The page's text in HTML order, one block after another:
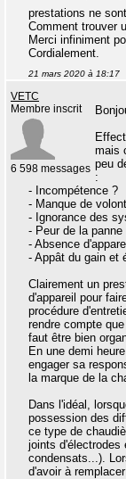
prestations ne
Comment trouver
Merci infiniment
Cordialement.
21 mars 2020 à 18:17
VETC
Membre inscrit
6 598 messages
mais
peu
:
- Incompétence ?
- Manque de
- Ignorance des
- Peur de la panne
- Absence
- Appât du gain et
Clairement un
d'appareil pour
procédure
rendre compte
faut être bien
En une demi
engager sa
la marque de la
Dans l'idéal,
possession des
ce type de
joints d'électrodes
condensats...).
d'avoir à